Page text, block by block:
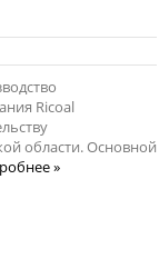
Riсoal
области. Основной
»